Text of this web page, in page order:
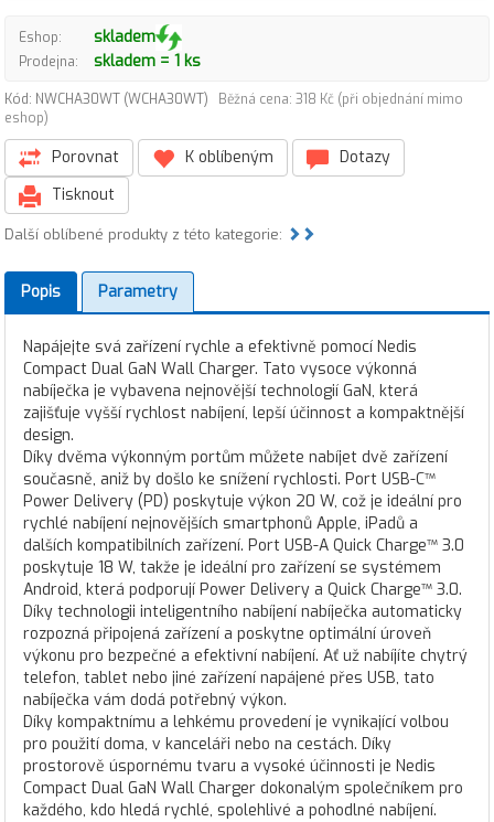
Eshop: skladem
Prodejna: skladem = 1 ks
Kód: NWCHA30WT (WCHA30WT)
Běžná cena: 318 Kč (při objednání mimo
eshop)
Porovnat K oblíbeným
Dotazy
Tisknout
Další oblíbené produkty z této kategorie:
Popis Parametry
Napájejte svá zařízení rychle a efektivně pomocí Nedis
Compact Dual GaN Wall Charger. Tato vysoce výkonná
nabíječka je vybavena nejnovější technologií GaN, která
zajišťuje vyšší rychlost nabíjení, lepší účinnost a kompaktnější
design.
Díky dvěma výkonným portům můžete nabíjet dvě zařízení
současně, aniž by došlo ke snížení rychlosti. Port USB-C™
Power Delivery (PD) poskytuje výkon 20 W, což je ideální pro
rychlé nabíjení nejnovějších smartphonů Apple, iPadů a
dalších kompatibilních zařízení. Port USB-A Quick Charge™ 3.0
poskytuje 18 W, takže je ideální pro zařízení se systémem
Android, která podporují Power Delivery a Quick Charge™ 3.0.
Díky technologii inteligentního nabíjení nabíječka automaticky
rozpozná připojená zařízení a poskytne optimální úroveň
výkonu pro bezpečné a efektivní nabíjení. Ať už nabíjíte chytrý
telefon, tablet nebo jiné zařízení napájené přes USB, tato
nabíječka vám dodá potřebný výkon.
Díky kompaktnímu a lehkému provedení je vynikající volbou
pro použití doma, v kanceláři nebo na cestách. Díky
prostorově úspornému tvaru a vysoké účinnosti je Nedis
Compact Dual GaN Wall Charger dokonalým společníkem pro
každého, kdo hledá rychlé, spolehlivé a pohodlné nabíjení.